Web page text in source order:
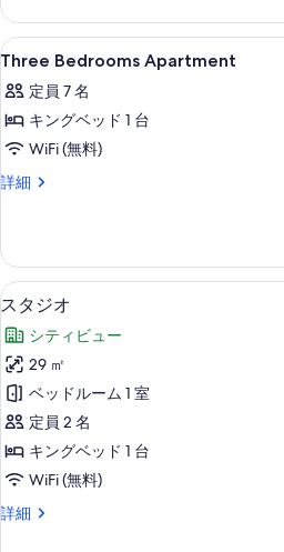
示
す
る
ー
ム
の
す
べ
て
の
真
を
表
示
す
る
ッ
ル
ー
ム
の
詳
細
写
真
を
表
示
す
詳
細
Three
Bedrooms
Apartment
の
す
べ
写
真
を
表
示
す
る
7
Three Bedrooms Apartment
定員 7 名
キングベッド 1 台
WiFi (無料)
詳細
Three
詳
細
ス
タ
ジ
オ
の
す
べ
の
5
スタジオ
シティビュー
29 ㎡
ベッドルーム 1 室
定員 2 名
キングベッド 1 台
WiFi (無料)
詳細
ス